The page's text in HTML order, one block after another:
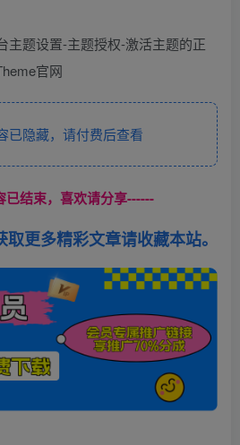
主题设置-主题授权-激活主题的正
官网
隐藏，请付费后查看
已结束，喜欢请分享------
更多精彩文章请收藏本站。